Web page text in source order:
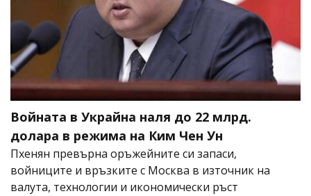
Войната в Украйна наля до 22 млрд.
долара в режима на Ким Чен Ун
Пхенян превърна оръжейните си запаси,
войниците и връзките с Москва в източник на
валута, технологии и икономически ръст